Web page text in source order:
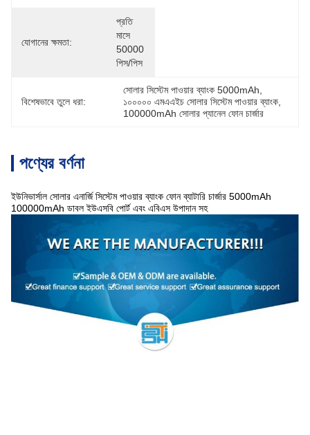
যোগানের ক্ষমতা:
প্রতি
মাসে
50000
পিস/পিস
বিশেষভাবে তুলে ধরা:
সোলার সিস্টেম পাওয়ার ব্যাংক 5000mAh
১০০০০০ এমএএইচ সোলার সিস্টেম পাওয়ার ব্যাংক
100000mAh সোলার প্যানেল ফোন চার্জার
পণ্যের বর্ণনা
ইউনিভার্সাল সোলার এনার্জি সিস্টেম পাওয়ার ব্যাংক ফোন ব্যাটারি চার্জার 5000mAh
100000mAh ডাবল ইউএসবি পোর্ট এবং এবিএস উপাদান সহ